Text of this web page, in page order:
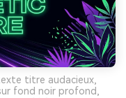
titre audacieux,
fond noir profond,